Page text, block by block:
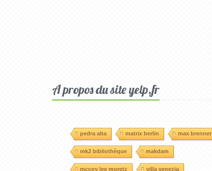
A propos du site yelp.fr
pedra alta matrix berlin max brenner
mk2 bibliothèque makdam
mccoy lee moretz villa venezia